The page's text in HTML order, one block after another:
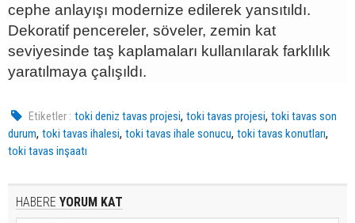
cephe anlayışı modernize edilerek yansıtıldı.
Dekoratif pencereler, söveler, zemin kat
seviyesinde taş kaplamaları kullanılarak farklılık
yaratılmaya çalışıldı.
Etiketler : toki deniz tavas projesi,toki tavas projesi,toki tavas son
durum, toki tavas ihalesi, toki tavas ihale sonucu, toki tavas konutları,
toki tavas inşaatı
HABERE YORUM KAT